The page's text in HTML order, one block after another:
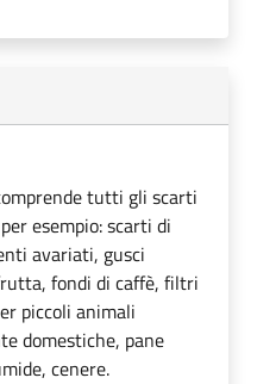
tutti gli scarti
esempio: scarti di
avariati, gusci
fondi di caffè, filtri
piccoli animali
domestiche, pane
cenere.